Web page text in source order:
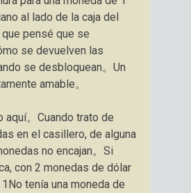
al lado de la caja del
pensé que se
se devuelven las
se desbloquean。Un
amable。
aquí。Cuando trato de
en el casillero, de alguna
no encajan。Si
con 2 monedas de dólar
tenía una moneda de